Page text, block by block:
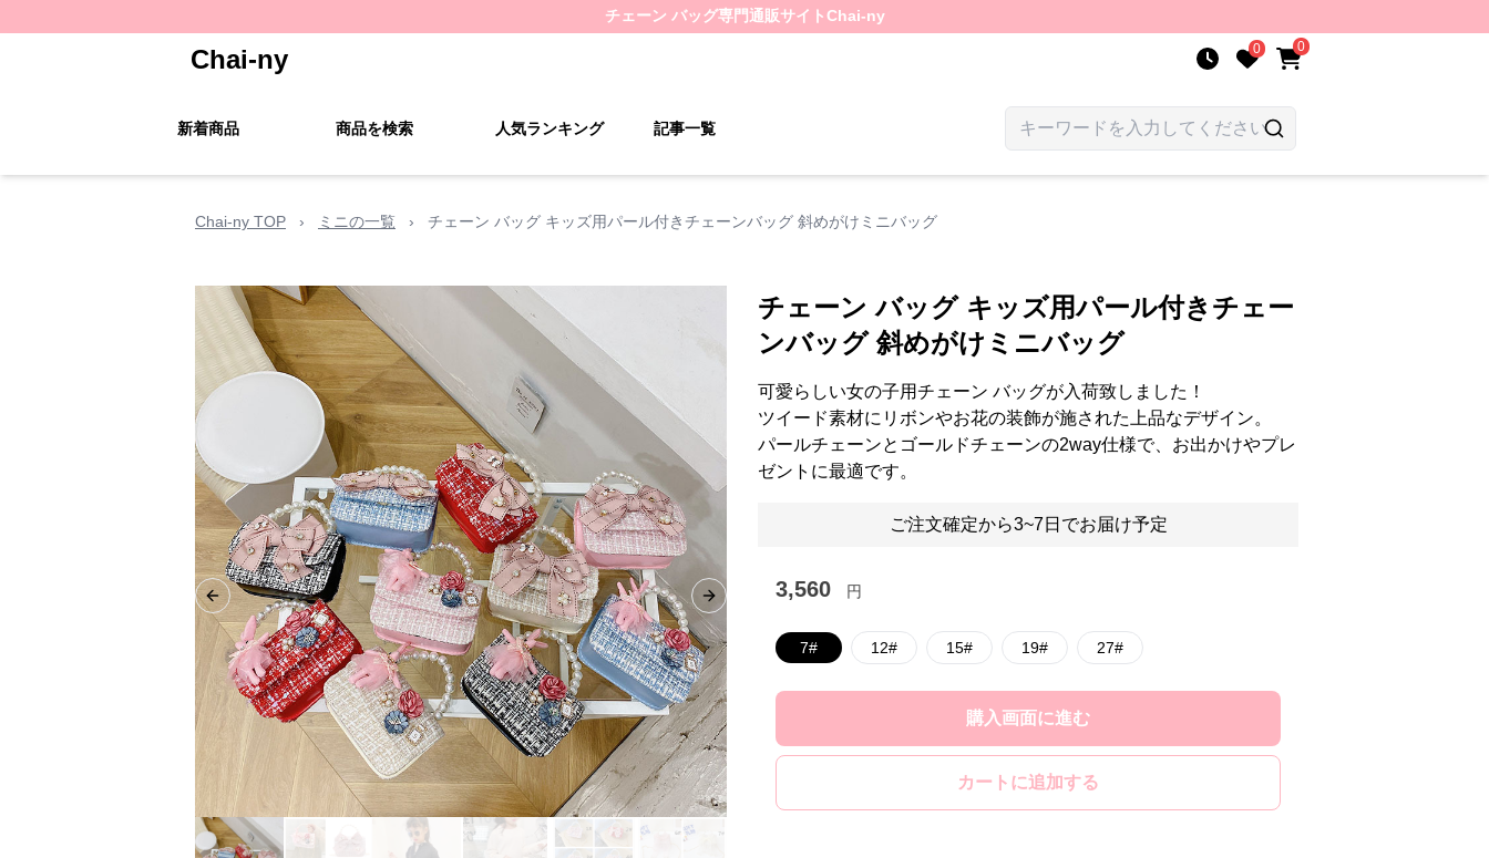
チェーン バッグ専門通販サイトChai-ny
Chai-ny 0 0
新着商品 商品を検索 人気ランキング 記事一覧
Chai-ny TOP › ミニの一覧 › チェーン バッグ キッズ用パール付きチェーンバッグ 斜めがけミニバッグ
Previous slide Next slide
チェーン バッグ キッズ用パール付きチェー
ンバッグ 斜めがけミニバッグ
可愛らしい女の子用チェーン バッグが入荷致しました！
ツイード素材にリボンやお花の装飾が施された上品なデザイン。
パールチェーンとゴールドチェーンの2way仕様で、お出かけやプレ
ゼントに最適です。
ご注文確定から3~7日でお届け予定
3,560 円
7# 12# 15# 19# 27#
購入画面に進む
カートに追加する